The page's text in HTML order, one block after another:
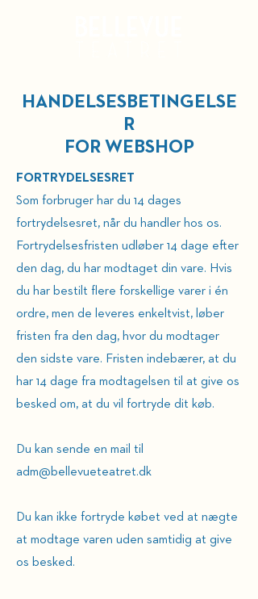
HANDELSESBETINGELSE
R
FOR WEBSHOP
FORTRYDELSESRET
Som forbruger har du 14 dages
fortrydelsesret, når du handler hos os.
Fortrydelsesfristen udløber 14 dage efter
den dag, du har modtaget din vare. Hvis
du har bestilt fl ere forskellige varer i én
ordre, men de leveres enkeltvist, løber
fristen fra den dag, hvor du modtager
den sidste vare. Fristen indebærer, at du
har 14 dage fra modtagelsen til at give os
besked om, at du vil fortryde dit køb.
Du kan sende en mail til
adm@bellevueteatret.dk
Du kan ikke fortryde købet ved at nægte
at modtage varen uden samtidig at give
os besked.